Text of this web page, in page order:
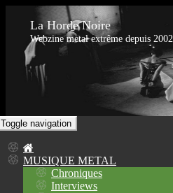
La Horde Noire
Webzine metal extrême depuis 2002
Toggle navigation
MUSIQUE METAL
Chroniques
Interviews